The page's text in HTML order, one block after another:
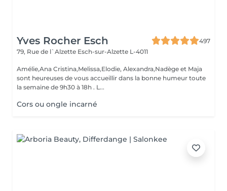
Yves Rocher Esch
497
79, Rue de l`Alzette Esch-sur-Alzette L-4011
Amélie,Ana Cristina,Melissa,Elodie, Alexandra,Nadège et Maja
sont heureuses de vous accueillir dans la bonne humeur toute
la semaine de 9h30 à 18h . L...
Cors ou ongle incarné